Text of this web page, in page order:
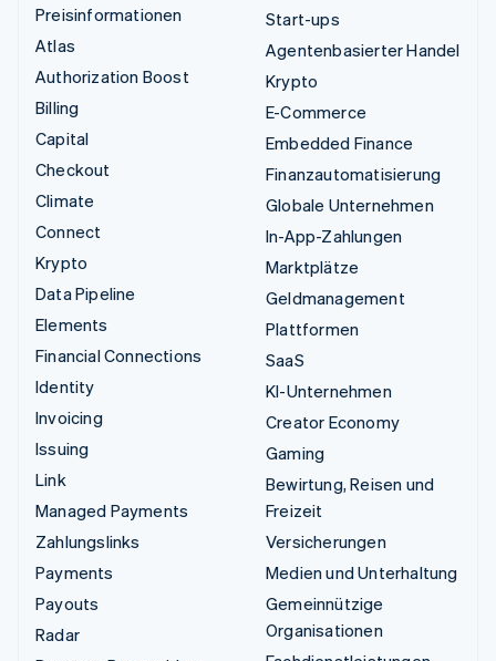
Preisinformationen
Atlas
Authorization Boost
Billing
Capital
Checkout
Climate
Connect
Krypto
Data Pipeline
Elements
Financial Connections
Identity
Invoicing
Issuing
Link
Managed Payments
Zahlungslinks
Payments
Payouts
Radar
Start-ups
Agentenbasierter Handel
Krypto
E-Commerce
Embedded Finance
Finanzautomatisierung
Globale Unternehmen
In-App-Zahlungen
Marktplätze
Geldmanagement
Plattformen
SaaS
KI-Unternehmen
Creator Economy
Gaming
Bewirtung, Reisen und
Freizeit
Versicherungen
Medien und Unterhaltung
Gemeinnützige
Organisationen